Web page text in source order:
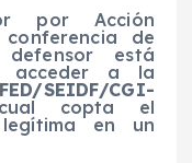
por Acción
de
está
acceder a la
FED/SEIDF/CGI-
copta el
en un